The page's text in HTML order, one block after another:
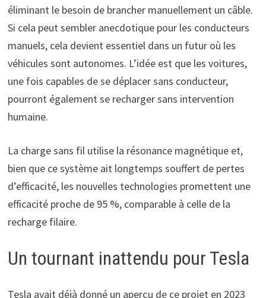
éliminant le besoin de brancher manuellement un câble.
Si cela peut sembler anecdotique pour les conducteurs
manuels, cela devient essentiel dans un futur où les
véhicules sont autonomes. L’idée est que les voitures,
une fois capables de se déplacer sans conducteur,
pourront également se recharger sans intervention
humaine.
La charge sans fil utilise la résonance magnétique et,
bien que ce système ait longtemps souffert de pertes
d’efficacité, les nouvelles technologies promettent une
efficacité proche de 95 %, comparable à celle de la
recharge filaire.
Un tournant inattendu pour Tesla
Tesla avait déjà donné un aperçu de ce projet en 2023